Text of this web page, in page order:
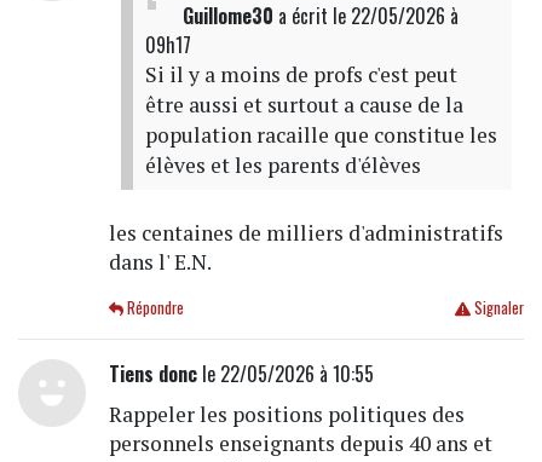
Guillome30 a écrit le 22/05/2026 à
09h17
Si il y a moins de profs c'est peut
être aussi et surtout a cause de la
population racaille que constitue les
élèves et les parents d'élèves
les centaines de milliers d'administratifs
dans l' E.N.
Signaler
Répondre
Tiens doncle 22/05/2026 à 10:55
Rappeler les positions politiques des
personnels enseignants depuis 40 ans et